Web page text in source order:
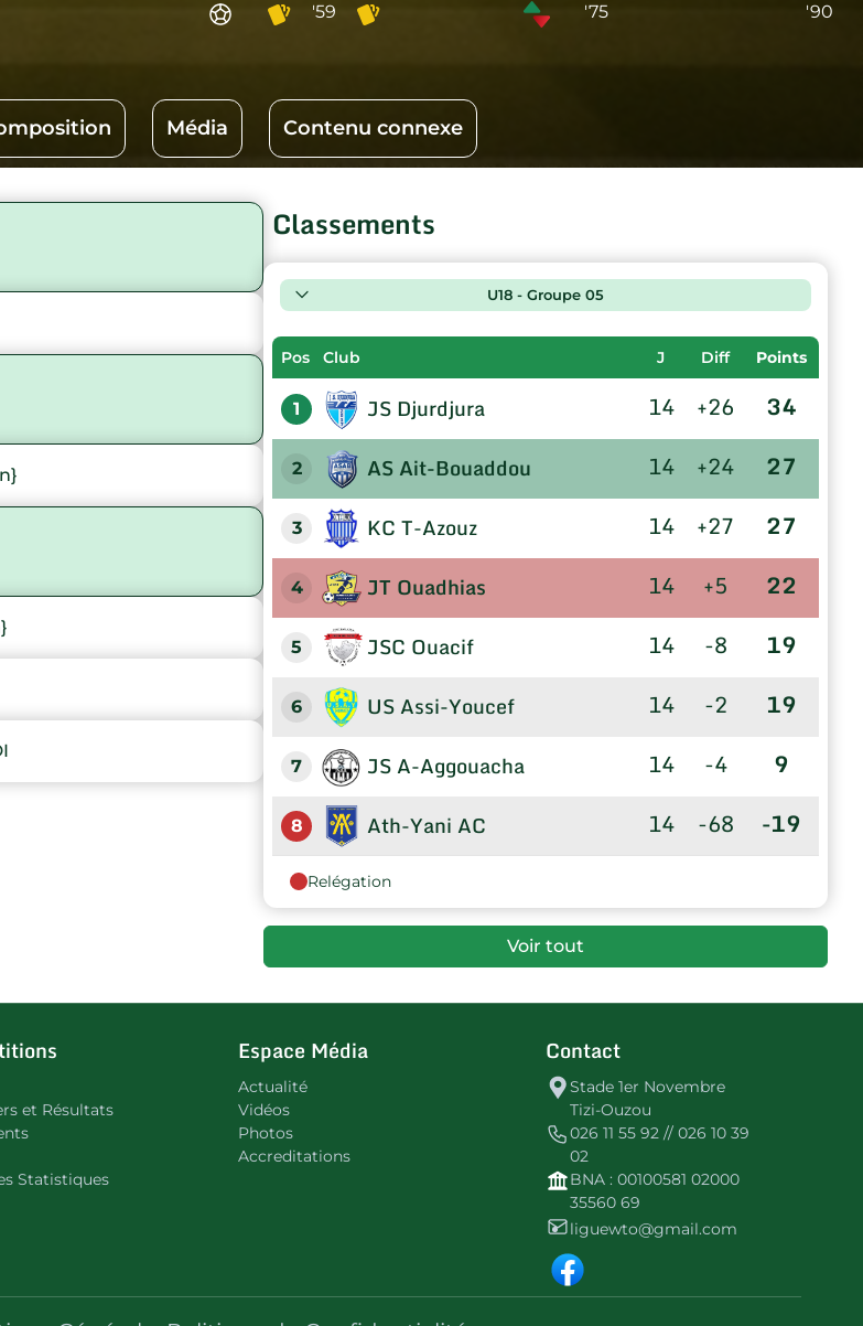
'59 '75 '90
Média Contenu connexe
Classements
U18 - Groupe 05
Pos Club J Diff Points
1 JS Djurdjura 14 +26 34
2 AS Ait-Bouaddou 14 +24 27
3 KC T-Azouz 14 +27 27
4 JT Ouadhias 14 +5 22
5 JSC Ouacif 14 -8 19
6 US Assi-Youcef 14 -2 19
7 JS A-Aggouacha 14 -4 9
8 Ath-Yani AC 14 -68 -19
Relégation
Voir tout
et Résultats
Statistiques
Espace Média
Actualité
Vidéos
Photos
Accreditations
Contact
Stade 1er Novembre
Tizi-Ouzou
026 11 55 92 // 026 10 39
02
BNA : 00100581 02000
35560 69
liguewto@gmail.com